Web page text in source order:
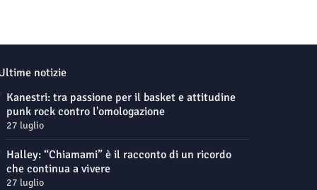
notizie
Kanestri: tra passione per il basket e attitudine
punk rock contro l'omologazione
27 luglio
Halley: “Chiamami” è il racconto di un ricordo
che continua a vivere
27 luglio